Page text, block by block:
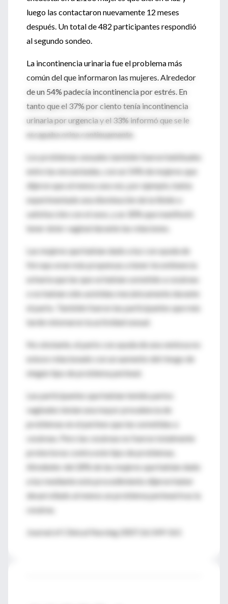
luego las contactaron nuevamente 12 meses
después. Un total de 482 participantes respondió
al segundo sondeo.
La incontinencia urinaria fue el problema más
común del que informaron las mujeres. Alrededor
de un 54% padecía incontinencia por estrés. En
tanto que el 37% por ciento tenía incontinencia
urinaria por urgencia y el 33% informó que se le
escapaba orina continuamente.
Los problemas sexuales también fueron habituales
entre las encuestadas, con un 54% de mujeres que
dijeron que al menos una vez, por ejemplo, había
experimentado una disminución de la libido o
satisfacción con el sexo, y un 30% que manifestó
tener dolor vaginal durante las relaciones.
Las mujeres que habían dado a luz con ayuda de
fórceps eran más propensas a tener incontinencia
urinaria que las que se habían sometido a cesáreas
o no habían sido asistidas mecánicamente durante
el parto. También fueron las participantes que más
tarde retomaron la actividad sexual.
No obstante, el parto con ayuda de una ventosa no
estuvo relacionado con un aumento del riesgo de
ningún tipo de problema perineal.
Las participantes que habían tenido partos
vaginales tenían una mayor prevalencia de
problemas en el perineo que las sometidas a
cesáreas. Pero las cesáreas no fueron totalmente
protectoras contra este tipo de problemas.
Alrededor del 28% de las mujeres que habían dado
a luz mediante este procedimiento dijeron haber
desarrollado al menos un problema perineal tras la
cesárea.
Journal of Clinical Nursing 2007;16:549-561